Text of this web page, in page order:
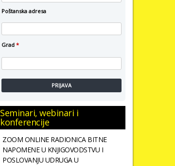
Poštanska adresa
Grad*
PRIJAVA
Seminari, webinari i
konferencije
ZOOM ONLINE RADIONICA BITNE
NAPOMENE U KNJIGOVODSTVU I
POSLOVANJU UDRUGA U